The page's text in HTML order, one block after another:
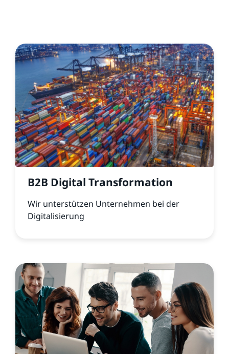
B2B Digital Transformation
Wir unterstützen Unternehmen bei der
Digitalisierung